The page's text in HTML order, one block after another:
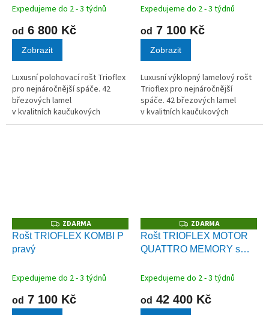
Expedujeme do 2 - 3 týdnů
od 6 800 Kč
Zobrazit
Luxusní polohovací rošt Trioflex
pro nejnáročnější spáče. 42
březových lamel
v kvalitních kaučukových
pouzdrech.
Expedujeme do 2 - 3 týdnů
od 7 100 Kč
Zobrazit
Luxusní výklopný lamelový rošt
Trioflex pro nejnáročnější
spáče. 42 březových lamel
v kvalitních kaučukových
pouzdrech.
Z
D
A
ZDARMA
Rošt TRIOFLEX KOMBI P
pravý
Expedujeme do 2 - 3 týdnů
od 7 100 Kč
Z
D
A
R
ZDARMA
Rošt TRIOFLEX MOTOR
QUATTRO MEMORY s
Expedujeme do 2 - 3 týdnů
od 42 400 Kč